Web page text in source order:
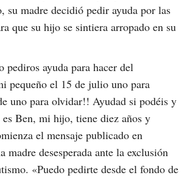
su madre decidió pedir ayuda por las
que su hijo se sintiera arropado en su
pediros ayuda para hacer del
pequeño el 15 de julio uno para
uno para olvidar!! Ayudad si podéis y
Ben, mi hijo, tiene diez años y
el mensaje publicado en
madre desesperada ante la exclusión
«Puedo pedirte desde el fondo de